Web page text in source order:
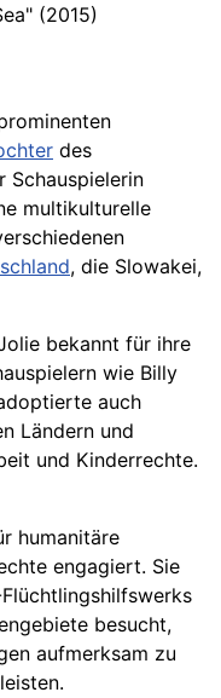
(2015)
des
Schauspielerin
multikulturelle
, die Slowakei,
bekannt für ihre
wie Billy
auch
Ländern und
und Kinderrechte.
humanitäre
engagiert. Sie
besucht,
aufmerksam zu